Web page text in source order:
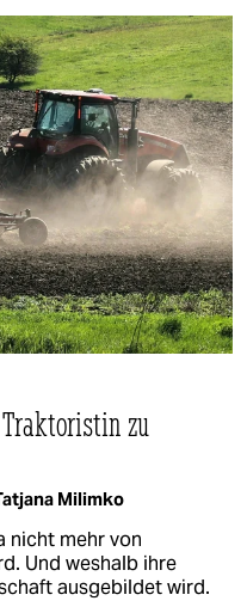
zu
Milimko
nicht mehr von
Und weshalb ihre
ausgebildet wird.